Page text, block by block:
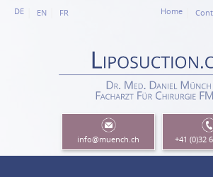
DE EN FR Home
info@muench.ch +41 (0)32